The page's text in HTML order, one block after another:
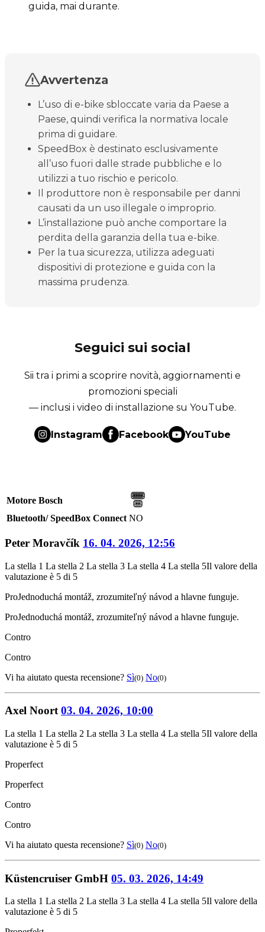
guida, mai durante.
Avvertenza
L’uso di e-bike sbloccate varia da Paese a
Paese, quindi verifica la normativa locale
prima di guidare.
SpeedBox è destinato esclusivamente
all’uso fuori dalle strade pubbliche e lo
utilizzi a tuo rischio e pericolo.
Il produttore non è responsabile per danni
causati da un uso illegale o improprio.
L’installazione può anche comportare la
perdita della garanzia della tua e-bike.
Per la tua sicurezza, utilizza adeguati
dispositivi di protezione e guida con la
massima prudenza.
Seguici sui social
Sii tra i primi a scoprire novità, aggiornamenti e
promozioni speciali
— inclusi i video di installazione su YouTube.
Instagram Facebook YouTube
Motore Bosch
Bluetooth/ SpeedBox Connect NO
Peter Moravčík 16. 04. 2026, 12:56
La stella 1 La stella 2 La stella 3 La stella 4 La stella 5Il valore della
valutazione è 5 di 5
ProJednoduchá montáž, zrozumiteľný návod a hlavne funguje.
ProJednoduchá montáž, zrozumiteľný návod a hlavne funguje.
Contro
Contro
Vi ha aiutato questa recensione? Sì(0) No(0)
Axel Noort 03. 04. 2026, 10:00
La stella 1 La stella 2 La stella 3 La stella 4 La stella 5Il valore della
valutazione è 5 di 5
Properfect
Properfect
Contro
Contro
Vi ha aiutato questa recensione? Sì(0) No(0)
Küstencruiser GmbH 05. 03. 2026, 14:49
La stella 1 La stella 2 La stella 3 La stella 4 La stella 5Il valore della
valutazione è 5 di 5